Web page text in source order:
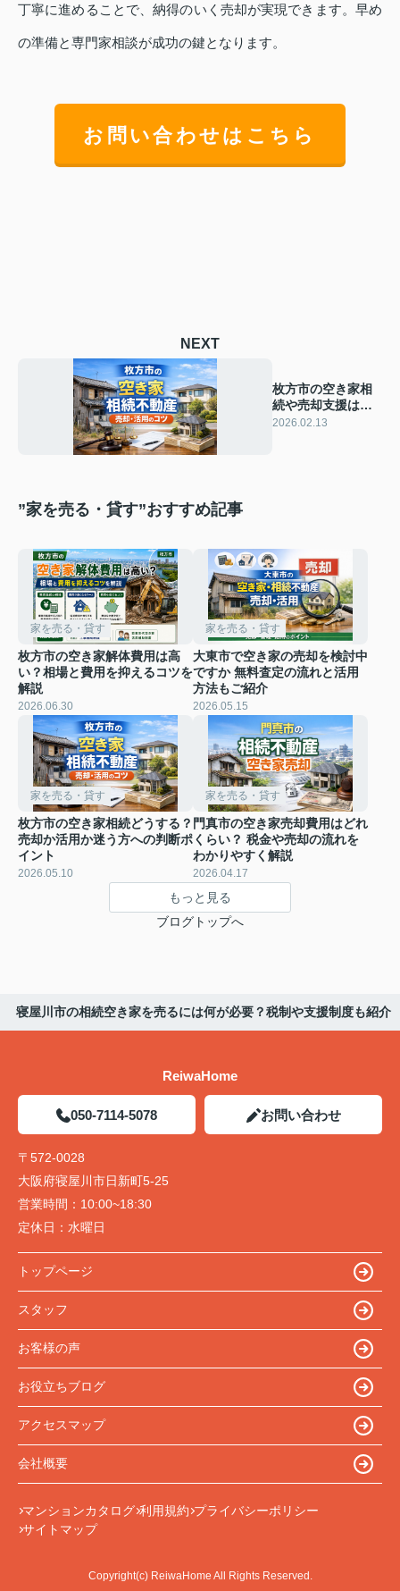
丁寧に進めることで、納得のいく売却が実現できます。早め
の準備と専門家相談が成功の鍵となります。
お問い合わせはこちら
NEXT
枚方市の空き家相
続や売却支援は何
がある？公的補助
2026.02.13
”家を売る・貸す”おすすめ記事
家を売る・貸す
枚方市の空き家解体費用は高
い？相場と費用を抑えるコツを
解説
2026.06.30
家を売る・貸す
大東市で空き家の売却を検討中
ですか 無料査定の流れと活用
方法もご紹介
2026.05.15
家を売る・貸す
枚方市の空き家相続どうする？
売却か活用か迷う方への判断ポ
イント
2026.05.10
家を売る・貸す
門真市の空き家売却費用はどれ
くらい？ 税金や売却の流れを
わかりやすく解説
2026.04.17
もっと見る
ブログトップへ
寝屋川市の相続空き家を売るには何が必要？税制や支援制度も紹介
ReiwaHome
050-7114-5078 お問い合わせ
〒572-0028
大阪府寝屋川市日新町5-25
営業時間： 10:00~18:30
定休日： 水曜日
トップページ
スタッフ
お客様の声
お役立ちブログ
アクセスマップ
会社概要
マンションカタログ 利用規約 プライバシーポリシー
サイトマップ
Copyright(c) ReiwaHome All Rights Reserved.